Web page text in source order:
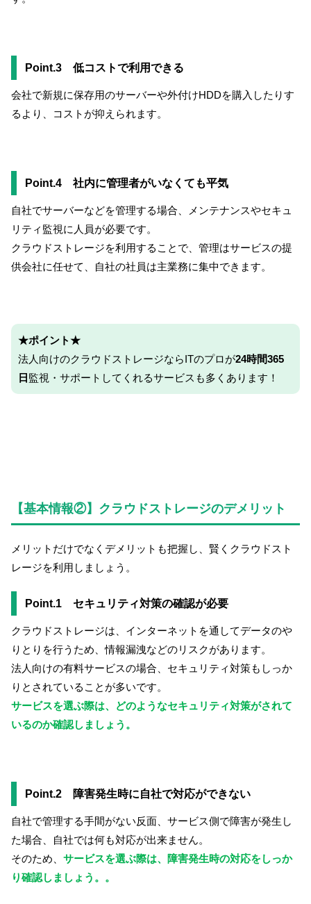
Point.3 低コストで利用できる
会社で新規に保存用のサーバーや外付けHDDを購入したりす
るより、コストが抑えられます。
Point.4 社内に管理者がいなくても平気
自社でサーバーなどを管理する場合、メンテナンスやセキュ
リティ監視に人員が必要です。
クラウドストレージを利用することで、管理はサービスの提
供会社に任せて、自社の社員は主業務に集中できます。
★ポイント★
法人向けのクラウドストレージならITのプロが24時間365
日 監視・サポートしてくれるサービスも多くあります！
【基本情報②】クラウドストレージのデメリット
メリットだけでなくデメリットも把握し、賢くクラウドスト
レージを利用しましょう。
Point.1 セキュリティ対策の確認が必要
クラウドストレージは、インターネットを通してデータのや
りとりを行うため、情報漏洩などのリスクがあります。
法人向けの有料サービスの場合、セキュリティ対策もしっか
りとされていることが多いです。
サービスを選ぶ際は、どのようなセキュリティ対策がされて
いるのか確認しましょう。
Point.2 障害発生時に自社で対応ができない
自社で管理する手間がない反面、サービス側で障害が発生し
た場合、自社では何も対応が出来ません。
そのため、 サービスを選ぶ際は、障害発生時の対応をしっか
り確認しましょう。。